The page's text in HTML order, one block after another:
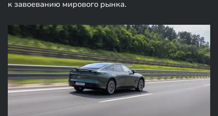
к завоеванию мирового рынка.